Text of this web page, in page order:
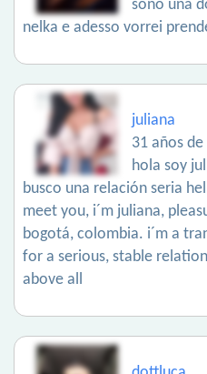
sono una
nelka e adesso vorrei
juliana
31 años
hola soy
busco una relación seria
meet you, i´m juliana,
bogotá, colombia. i´m a
for a serious, stable
above all